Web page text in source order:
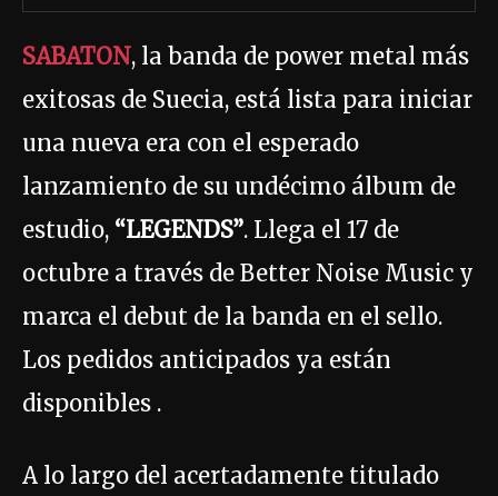
SABATON, la banda de power metal más
exitosas de Suecia, está lista para iniciar
una nueva era con el esperado
lanzamiento de su undécimo álbum de
estudio, “LEGENDS”. Llega el 17 de
octubre a través de Better Noise Music y
marca el debut de la banda en el sello.
Los pedidos anticipados ya están
disponibles .
A lo largo del acertadamente titulado